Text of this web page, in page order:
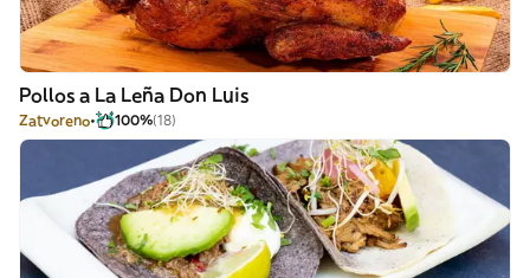
Pollos a La Leña Don Luis
Zatvoreno 100%(18)